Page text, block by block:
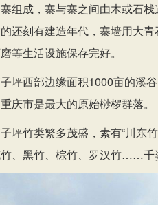
组成，寨与寨之间由木或石
还刻有建造年代，寨墙用大
等生活设施保存完好。
坪西部边缘面积1000亩的溪
庆市是最大的原始桫椤群落。
坪竹类繁多茂盛，素有“川东
、黑竹、棕竹、罗汉竹……千